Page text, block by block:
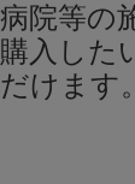
病院等の
購入した
だけます。